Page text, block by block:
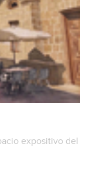
expositivo del